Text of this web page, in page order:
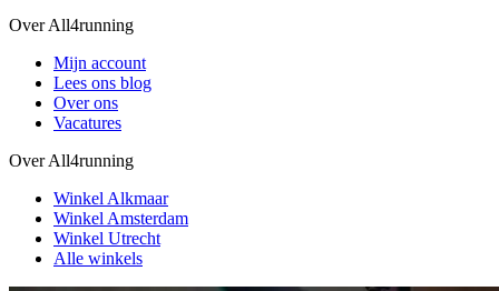
Over All4running
Mijn account
Lees ons blog
Over ons
Vacatures
Over All4running
Winkel Alkmaar
Winkel Amsterdam
Winkel Utrecht
Alle winkels